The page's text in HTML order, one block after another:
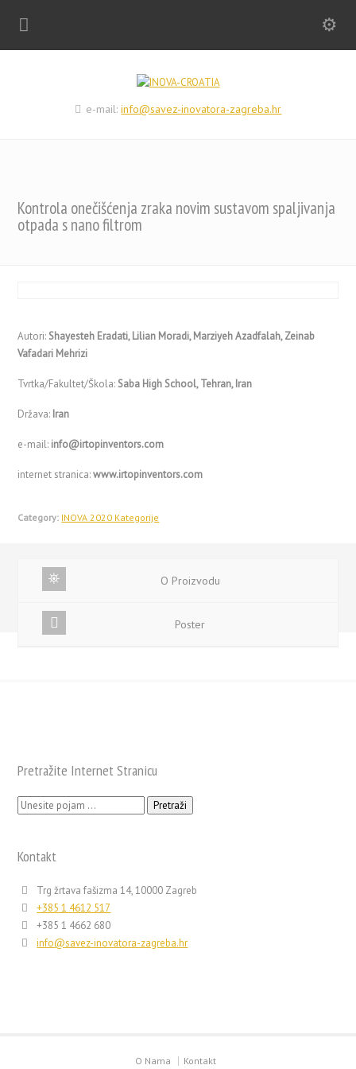
e-mail:info@savez-inovatora-zagreba.hr
Kontrola onečišćenja zraka novim sustavom spaljivanja
otpada s nano filtrom
Autori: Shayesteh Eradati, Lilian Moradi, Marziyeh Azadfalah, Zeinab
Vafadari Mehrizi
Tvrtka/Fakultet/Škola: Saba High School, Tehran, Iran
Država: Iran
e-mail: info@irtopinventors.com
internet stranica:www.irtopinventors.com
Category: INOVA 2020 Kategorije
O Proizvodu
Poster
Pretražite Internet Stranicu
Pretraži:
Kontakt
Trg žrtava fašizma 14, 10000 Zagreb
+385 1 4612 517
+385 1 4662 680
info@savez-inovatora-zagreba.hr
O Nama Kontakt